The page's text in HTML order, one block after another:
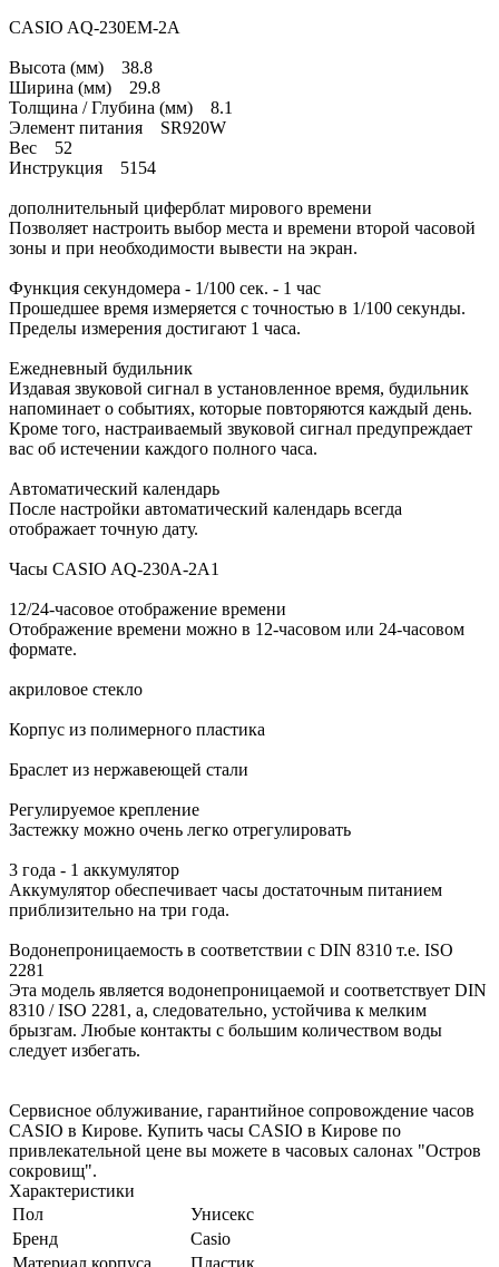
CASIO AQ-230EM-2A
Высота (мм) 38.8
Ширина (мм) 29.8
Толщина / Глубина (мм) 8.1
Элемент питания SR920W
Вес 52
Инструкция 5154
дополнительный циферблат мирового времени
Позволяет настроить выбор места и времени второй часовой
зоны и при необходимости вывести на экран.
Функция секундомера - 1/100 сек. - 1 час
Прошедшее время измеряется с точностью в 1/100 секунды.
Пределы измерения достигают 1 часа.
Ежедневный будильник
Издавая звуковой сигнал в установленное время, будильник
напоминает о событиях, которые повторяются каждый день.
Кроме того, настраиваемый звуковой сигнал предупреждает
вас об истечении каждого полного часа.
Автоматический календарь
После настройки автоматический календарь всегда
отображает точную дату.
Часы CASIO AQ-230A-2A1
12/24-часовое отображение времени
Отображение времени можно в 12-часовом или 24-часовом
формате.
акриловое стекло
Корпус из полимерного пластика
Браслет из нержавеющей стали
Регулируемое крепление
Застежку можно очень легко отрегулировать
3 года - 1 аккумулятор
Аккумулятор обеспечивает часы достаточным питанием
приблизительно на три года.
Водонепроницаемость в соответствии с DIN 8310 т.е. ISO
2281
Эта модель является водонепроницаемой и соответствует DIN
8310 / ISO 2281, а, следовательно, устойчива к мелким
брызгам. Любые контакты с большим количеством воды
следует избегать.
Сервисное облуживание, гарантийное сопровождение часов
CASIO в Кирове. Купить часы CASIO в Кирове по
привлекательной цене вы можете в часовых салонах "Остров
сокровищ".
Характеристики
Пол
Унисекс
Бренд
Casio
Материал корпуса
Пластик